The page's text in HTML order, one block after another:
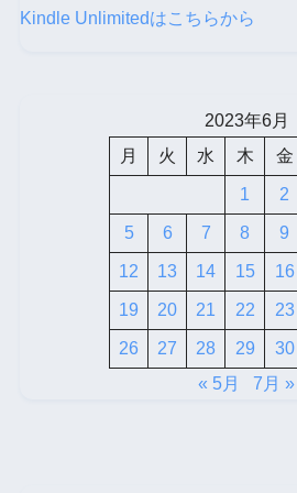
Kindle Unlimitedはこちらから
2023年6月
月
火 水 木 金
1 2
5 6 7 8 9
12 13 14 15 16
19 20 21 22 23
26 27 28 29
30
« 5月
7月 »